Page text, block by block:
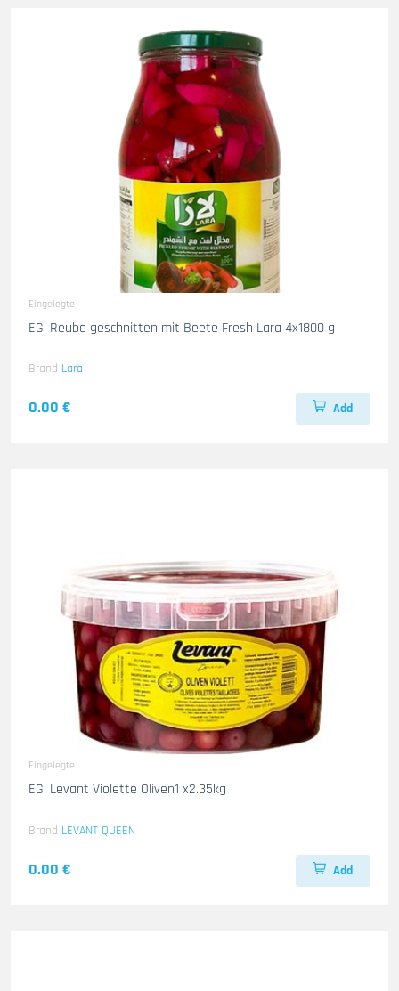
Eingelegte
EG. Reube geschnitten mit Beete Fresh Lara 4x1800 g
Brand Lara
0.00 € Add
Eingelegte
EG. Levant Violette Oliven1 x2.35kg
Brand LEVANT QUEEN
0.00 € Add